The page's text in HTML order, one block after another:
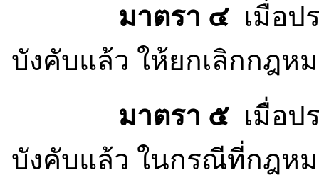
มาตรา ๔ เมื่อป
บังคับแล้ว ให้ยกเลิกกฎ
มาตรา ๕ เมื่อป
บังคับแล้ว ในกรณีที่กฎห